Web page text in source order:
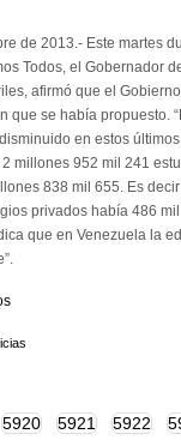
de 2013.- Este martes
Todos, el Gobernador
afirmó que el
que se había propuesto.
en estos
millones 952 mil 241
838 mil 655. Es
privados había 486
que en Venezuela la
5920 5921 5922